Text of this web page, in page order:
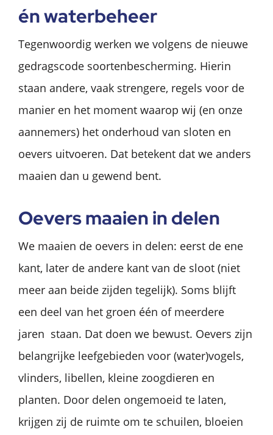
én waterbeheer
Tegenwoordig werken we volgens de nieuwe
gedragscode soortenbescherming. Hierin
staan andere, vaak strengere, regels voor de
manier en het moment waarop wij (en onze
aannemers) het onderhoud van sloten en
oevers uitvoeren. Dat betekent dat we anders
maaien dan u gewend bent.
Oevers maaien in delen
We maaien de oevers in delen: eerst de ene
kant, later de andere kant van de sloot (niet
meer aan beide zijden tegelijk). Soms blijft
een deel van het groen één of meerdere
jaren staan. Dat doen we bewust. Oevers zijn
belangrijke leefgebieden voor (water)vogels,
vlinders, libellen, kleine zoogdieren en
planten. Door delen ongemoeid te laten,
krijgen zij de ruimte om te schuilen, bloeien